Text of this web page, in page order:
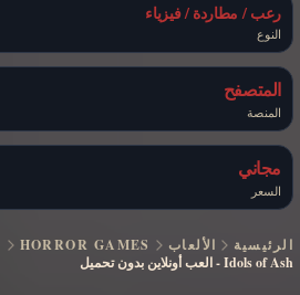
رعب / مطاردة / فيزياء
النوع
المتصفح
المنصة
مجاني
السعر
الرئيسية الألعاب
HORROR GAMES
Idols of Ash
-العب أونلاين بدون تحميل